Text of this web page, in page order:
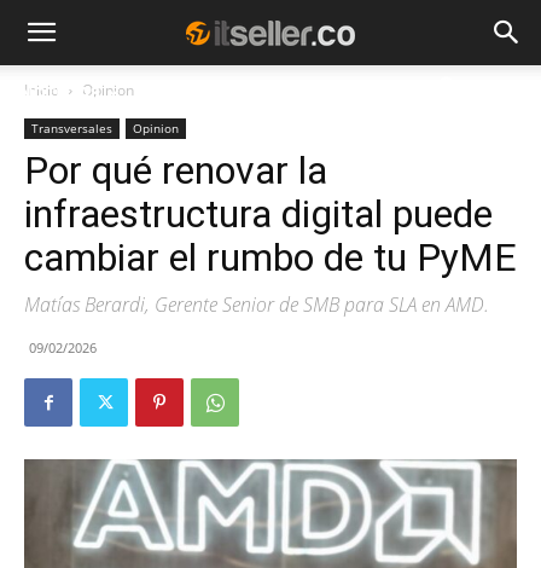
NOTICIAS
Inicio Opinion
Transversales Opinion
Por qué renovar la
infraestructura digital puede
cambiar el rumbo de tu PyME
Matías Berardi, Gerente Senior de SMB para SLA en AMD.
09/02/2026